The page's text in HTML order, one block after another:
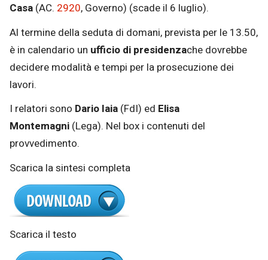
Casa (AC. 2920, Governo) (scade il 6 luglio).
Al termine della seduta di domani, prevista per le 13.50,
è in calendario un ufficio di presidenzache dovrebbe
decidere modalità e tempi per la prosecuzione dei
lavori.
I relatori sono Dario Iaia (FdI) ed Elisa
Montemagni (Lega). Nel box i contenuti del
provvedimento.
Scarica la sintesi completa
Scarica il testo